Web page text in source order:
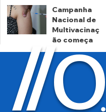
motoristas
por
cobrança
indevida do
Detran-GO
há 2 dias
Campanha
Nacional de
Multivacinaç
ão começa
nesta
segunda
há 3 dias
//O